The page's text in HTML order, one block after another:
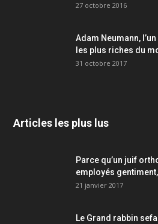
27 octobre 2016
Adam Neumann,
les plus riches du
31 octobre 2017
Articles les plus lus
Parce qu’un juif
employés
21 janvier 2017
Le Grand rabbin